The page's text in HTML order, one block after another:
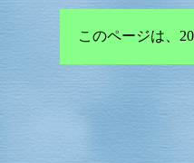
このページは、